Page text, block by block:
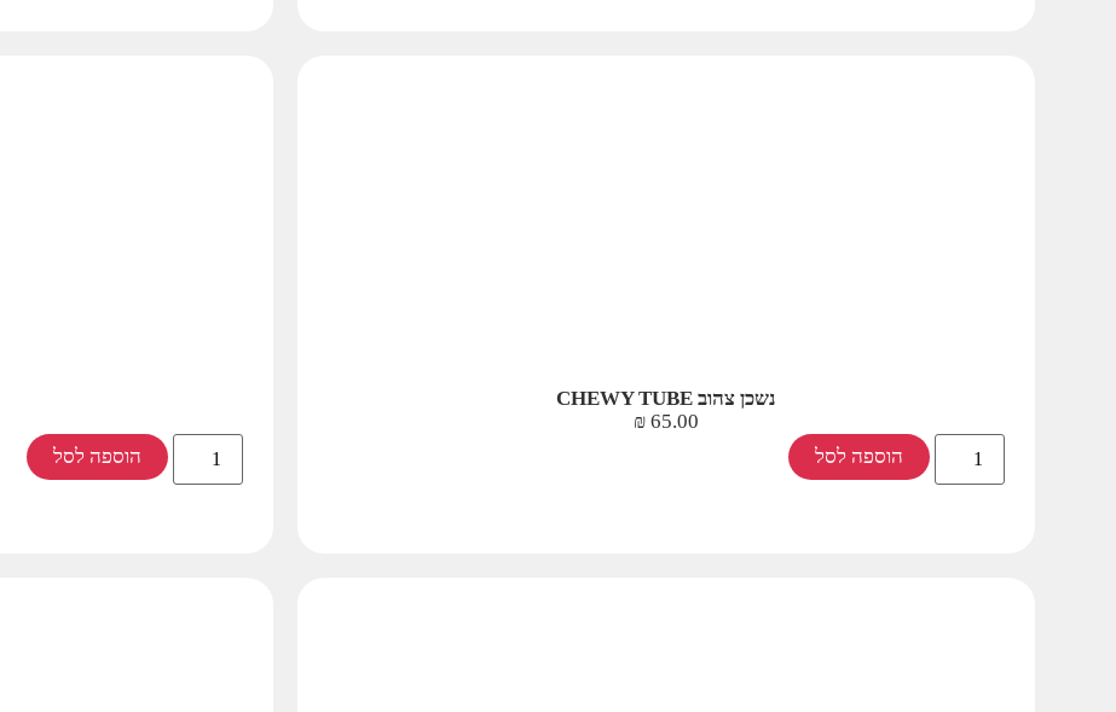
נשכן צהוב CHEWY TUBE
65.00
₪
הוספה לסל
הוספה לסל